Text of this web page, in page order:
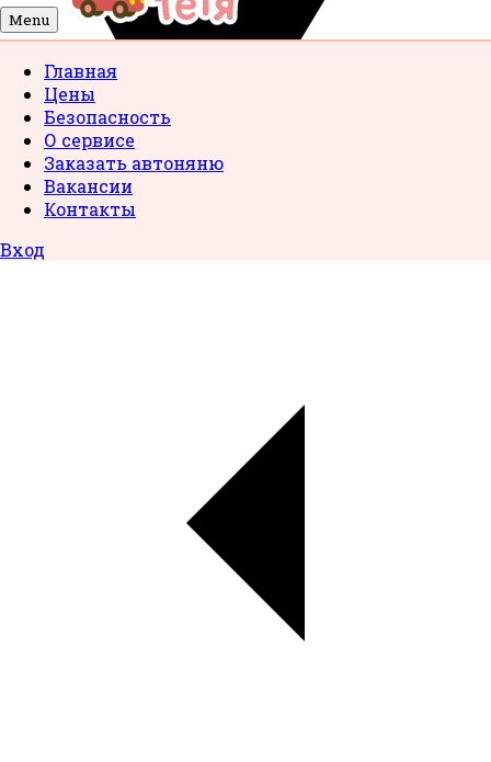
Menu
Главная
Цены
Безопасность
О сервисе
Заказать автоняню
Вакансии
Контакты
Вход